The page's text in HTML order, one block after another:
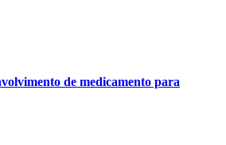
de medicamento para